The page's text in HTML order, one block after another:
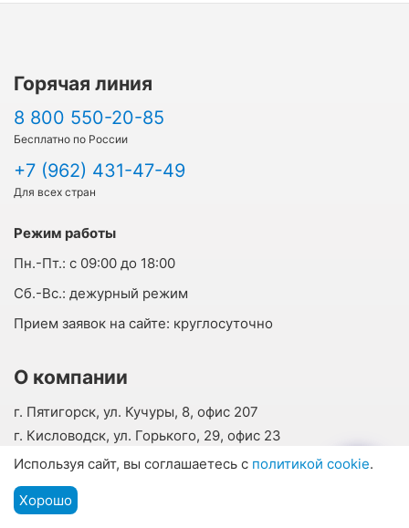
Горячая линия
8 800 550-20-85
Бесплатно по России
+7 (962) 431-47-49
Для всех стран
Режим работы
Пн.-Пт.: с 09:00 до 18:00
Cб.-Вс.: дежурный режим
Прием заявок на сайте: круглосуточно
О компании
г. Пятигорск, ул. Кучуры, 8, офис 207
г. Кисловодск, ул. Горького, 29, офис 23
info@vsesanatorii.ru
О нас
Отзывы наших гостей
Меню
Используя сайт, вы соглашаетесь с политикой cookie.
Хорошо